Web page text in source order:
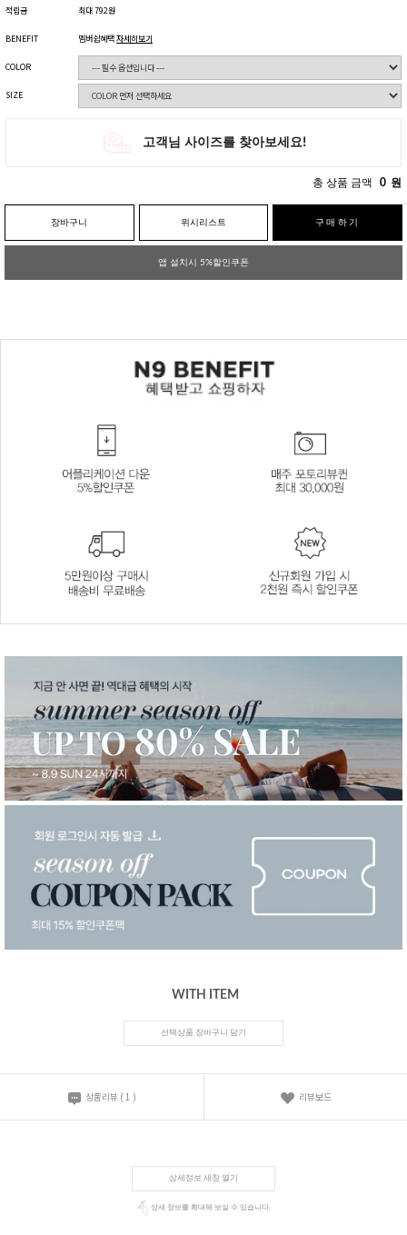
적립금 최대 792원
BENEFIT 멤버쉽혜택자세히보기
COLOR
SIZE
총 상품 금액 0 원
장바구니 위시리스트 구매하기
앱 설치시 5%할인쿠폰
WITH ITEM
선택상품 장바구니 담기
상품리뷰 ( 1 ) 리뷰보드
상세정보 새창 열기
상세 정보를 확대해 보실 수 있습니다.